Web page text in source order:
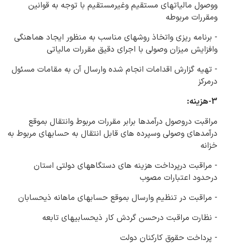
ووصول مالیاتهای مستقیم وغیرمستقیم با توجه به قوانین
ومقررات مربوطه
- برنامه ریزی واتخاذ روشهای مناسب به منظور ایجاد هماهنگی
وافزایش میزان وصولی با اجرای دقیق مقررات مالیاتی
- تهیه گزارش اقدامات انجام شده وارسال آن به مقامات مسئول
درمرکز
3-هزینه:
مراقبت دروصول درآمدها برابر مقررات مربوط وانتقال بموقع
درآمدهای وصولی وسپرده های قابل انتقال به حسابهای مربوط به
خزانه
- مراقبت درپرداخت هزینه های دستگاههای دولتی استان
درحدود اعتبارات مصوب
- مراقبت در تنظیم وارسال بموقع حسابهای ماهانه ذیحسابان
- نظارت مراقبت درحسن گردش کار ذیحسابیهای تابعه
- پرداخت حقوق کارکنان دولت